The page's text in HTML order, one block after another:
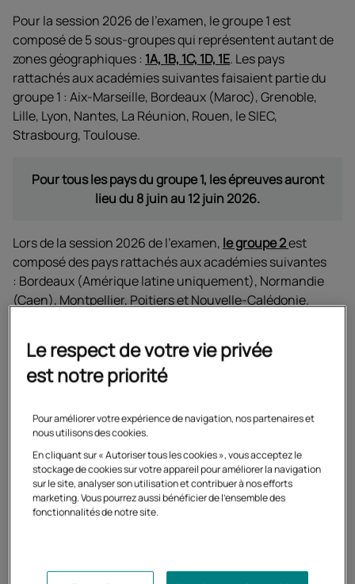
Pour la session 2026 de l'examen, le groupe 1 est
composé de 5 sous-groupes qui représentent autant de
zones géographiques : 1A, 1B, 1C, 1D, 1E. Les pays
rattachés aux académies suivantes faisaient partie du
groupe 1 : Aix-Marseille, Bordeaux (Maroc), Grenoble,
Lille, Lyon, Nantes, La Réunion, Rouen, le SIEC,
Strasbourg, Toulouse.
Pour tous les pays du groupe 1, les épreuves auront
lieu du 8 juin au 12 juin 2026.
Lors de la session 2026 de l'examen, le groupe 2est
composé des pays rattachés aux académies suivantes
: Bordeaux (Amérique latine uniquement), Normandie
(Caen), Montpellier, Poitiers et Nouvelle-Calédonie.
Pour tous les pays du groupe 2, les épreuves auront
lieu selon les calendriers fixés par les académies de
rattachement.
Habituellement, les candidats des pays rattachés à
composent entre mi-mai et début juin, les candidats des
pays rattachés aux académies de Poitiers et Nouvelle-
Calédonie composent fin novembre et début décembre.
Le respect de votre vie privée
est notre priorité
Pour améliorer votre expérience de navigation, nos partenaires et
nous utilisons des cookies.
En cliquant sur « Autoriser tous les cookies », vous acceptez le
stockage de cookies sur votre appareil pour améliorer la navigation
sur le site, analyser son utilisation et contribuer à nos efforts
marketing. Vous pourrez aussi bénéficier de l'ensemble des
fonctionnalités de notre site.